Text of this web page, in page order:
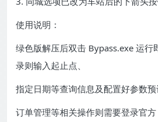
使用说明：
绿色版解压后双击 Bypass.exe 运行
录则输入起止点、
指定日期等查询信息及配置好参数预
订单管理等相关操作则需要登录官